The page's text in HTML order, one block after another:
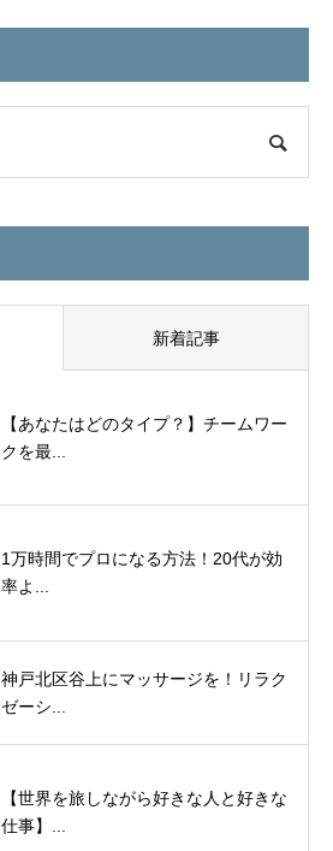
新着記事
【あなたはどのタイプ？】チームワー
クを最...
1万時間でプロになる方法！20代が効
率よ...
神戸北区谷上にマッサージを！リラク
ゼーシ...
【世界を旅しながら好きな人と好きな
仕事】...